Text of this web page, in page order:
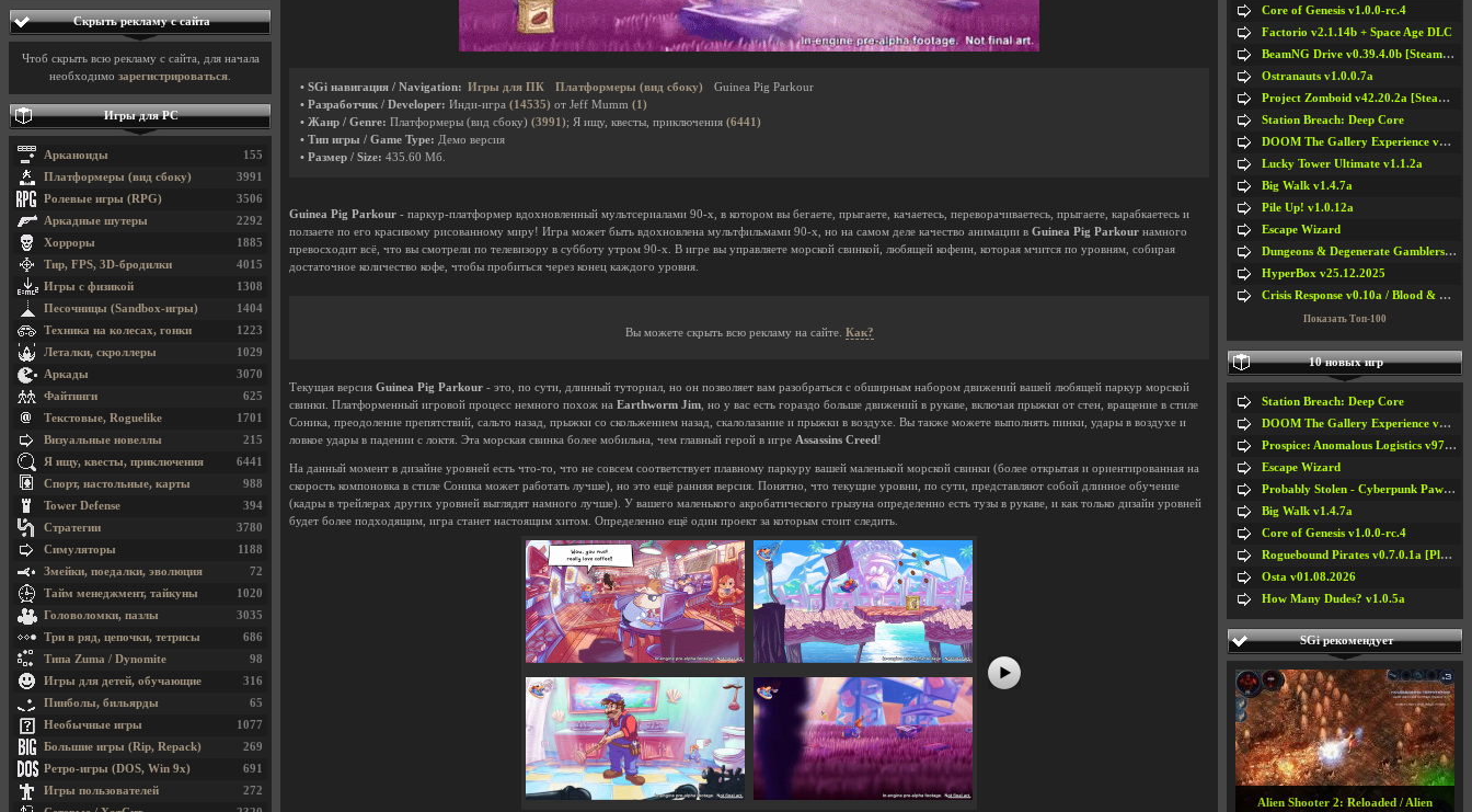
• SGi навигация / Navigation: Игры для ПК Платформеры (вид сбоку)
Guinea Pig Parkour
• Разработчик / Developer: Инди-игра (14535) от Jeff Mumm (1)
• Жанр / Genre: Платформеры (вид сбоку) (3991); Я ищу, квесты, приключения (6441)
• Тип игры / Game Type: Демо версия
• Размер / Size: 435.60 Мб.
Guinea Pig Parkour - паркур-платформер вдохновленный мультсериалами 90-х, в котором вы бегаете, прыгаете, качаетесь, переворачиваетесь, прыгаете, карабкаетесь и
ползаете по его красивому рисованному миру! Игра может быть вдохновлена мультфильмами 90-х, но на самом деле качество анимации в Guinea Pig Parkour намного
превосходит всё, что вы смотрели по телевизору в субботу утром 90-х. В игре вы управляете морской свинкой, любящей кофеин, которая мчится по уровням, собирая
достаточное количество кофе, чтобы пробиться через конец каждого уровня.
Вы можете скрыть всю рекламу на сайте. Как?
Текущая версия Guinea Pig Parkour - это, по сути, длинный туториал, но он позволяет вам разобраться с обширным набором движений вашей любящей паркур морской
свинки. Платформенный игровой процесс немного похож на Earthworm Jim , но у вас есть гораздо больше движений в рукаве, включая прыжки от стен, вращение в стиле
Соника, преодоление препятствий, сальто назад, прыжки со скольжением назад, скалолазание и прыжки в воздухе. Вы также можете выполнять пинки, удары в воздухе и
ловкое удары в падении с локтя. Эта морская свинка более мобильна, чем главный герой в игре Assassins Creed !
На данный момент в дизайне уровней есть что-то, что не совсем соответствует плавному паркуру вашей маленькой морской свинки (более открытая и ориентированная на
скорость компоновка в стиле Соника может работать лучше), но это ещё ранняя версия. Понятно, что текущие уровни, по сути, представляют собой длинное обучение
(кадры в трейлерах других уровней выглядят намного лучше). У вашего маленького акробатического грызуна определенно есть тузы в рукаве, и как только дизайн уровней
будет более подходящим, игра станет настоящим хитом. Определенно ещё один проект за которым стоит следить.
Скрыть рекламу с сайта
Чтоб скрыть всю рекламу с сайта, для начала
необходимо зарегистрироваться
Игры для PC
155
Арканоиды
3991
Платформеры (вид сбоку)
3506
Ролевые игры (RPG)
2292
Аркадные шутеры
1885
Хорроры
4015
Тир, FPS, 3D-бродилки
1308
Игры с физикой
1404
Песочницы (Sandbox-игры)
1223
Техника на колесах, гонки
1029
Леталки, скроллеры
3070
Аркады
625
Файтинги
1701
Текстовые, Roguelike
215
Визуальные новеллы
6441
Я ищу, квесты, приключения
988
Спорт, настольные, карты
394
Tower Defense
3780
Стратегии
1188
Симуляторы
72
Змейки, поедалки, эволюция
1020
Тайм менеджмент, тайкуны
3035
Головоломки, пазлы
686
Три в ряд, цепочки, тетрисы
98
Типа Zuma / Dynomite
316
Игры для детей, обучающие
65
Пинболы, бильярды
1077
Необычные игры
269
Большие игры (Rip, Repack)
691
Ретро-игры (DOS, Win 9x)
272
Игры пользователей
Core of Genesis v1.0.0-rc.4
Factorio v2.1.14b + Space Age DLC
BeamNG Drive v0.39.4.0b [Steam Early Access]
Ostranauts v1.0.0.7a
Project Zomboid v42.20.2a [Steam Early Access]
Station Breach: Deep Core
DOOM The Gallery Experience v1.4.2
Lucky Tower Ultimate v1.1.2a
Big Walk v1.4.7a
Pile Up! v1.0.12a
Escape Wizard
Dungeons & Degenerate Gamblers v2.0.2a
HyperBox v25.12.2025
Crisis Response v0.10a / Blood & Bullet
Показать Топ-100
10 новых игр
Station Breach: Deep Core
DOOM The Gallery Experience v1.4.2
Prospice: Anomalous Logistics v97 [Playtest]
Escape Wizard
Probably Stolen - Cyberpunk Pawnshop Simulator v048c [Playtest]
Big Walk v1.4.7a
Core of Genesis v1.0.0-rc.4
Roguebound Pirates v0.7.0.1a [Playtest]
Osta v01.08.2026
How Many Dudes? v1.0.5a
SGi рекомендует
Alien Shooter 2: Reloaded / Alien